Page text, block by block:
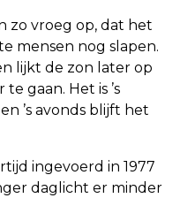
zo vroeg op, dat het
mensen nog slapen.
lijkt de zon later op
gaan. Het is ’s
’s avonds blijft het
ingevoerd in 1977
daglicht er minder